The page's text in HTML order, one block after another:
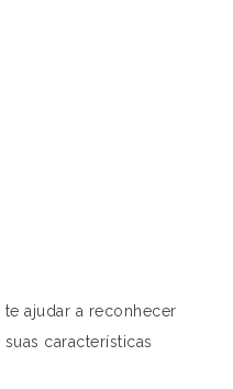
ajudar a reconhecer
características